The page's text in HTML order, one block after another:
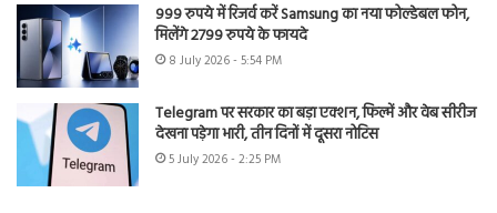
999 रुपये में रिजर्व करें Samsung का नया फोल्डेबल फोन,
मिलेंगे 2799 रुपये के फायदे
8 July 2026 - 5:54 PM
Telegram पर सरकार का बड़ा एक्शन, फिल्में और वेब सीरीज
देखना पड़ेगा भारी, तीन दिनों में दूसरा नोटिस
5 July 2026 - 2:25 PM